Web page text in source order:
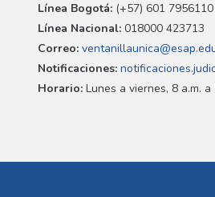
Línea Bogotá: (+57) 601 7956110
Línea Nacional: 018000 423713
Correo:
Notificaciones:
Horario: Lunes a viernes, 8 a.m. a